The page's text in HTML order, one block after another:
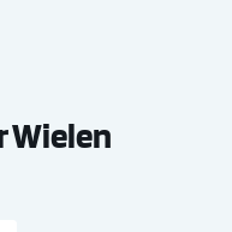
Wielen